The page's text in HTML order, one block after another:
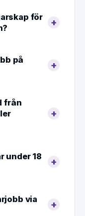
för
på
från
under 18
via